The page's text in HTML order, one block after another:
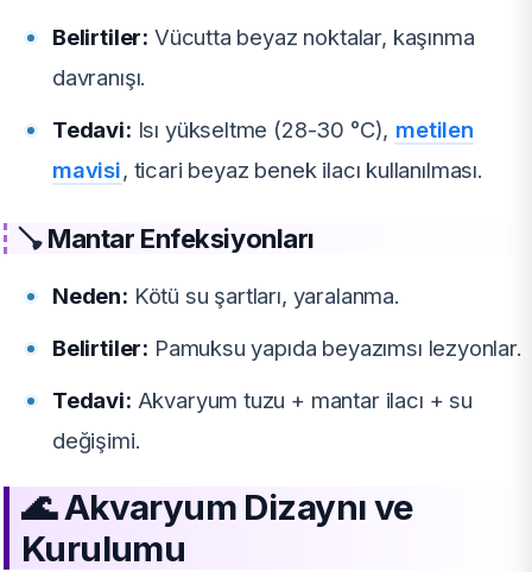
Belirtiler: Vücutta beyaz noktalar, kaşınma
davranışı.
Tedavi: Isı yükseltme (28-30 °C), metilen
mavisi, ticari beyaz benek ilacı kullanılması.
🪠Mantar Enfeksiyonları
Neden: Kötü su şartları, yaralanma.
Belirtiler: Pamuksu yapıda beyazımsı lezyonlar.
Tedavi: Akvaryum tuzu + mantar ilacı + su
değişimi.
🌊 Akvaryum Dizaynı ve
Kurulumu